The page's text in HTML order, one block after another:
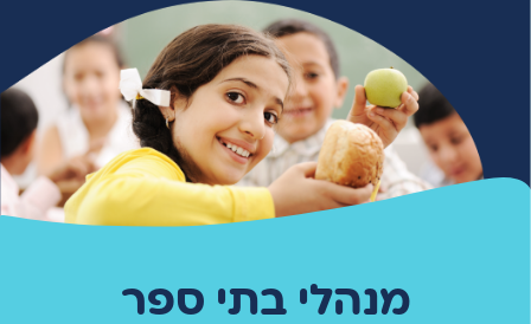
מנהלי בתי ספר